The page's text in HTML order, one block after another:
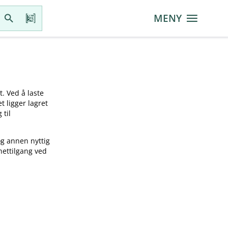
MENY
Ved å laste
ligger lagret
til
annen nyttig
ved